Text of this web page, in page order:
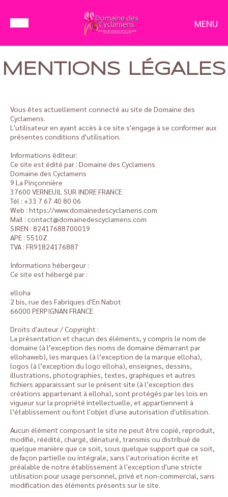
MENU
MENTIONS LÉGALES
Vous êtes actuellement connecté au site de Domaine des
Cyclamens.
L'utilisateur en ayant accès à ce site s'engage à se conformer aux
présentes conditions d'utilisation.
Informations éditeur:
Ce site est édité par : Domaine des Cyclamens
Domaine des Cyclamens
9 La Pinçonnière
37600 VERNEUIL SUR INDRE FRANCE
Tél : +33 7 67 40 80 06
Web : https://www.domainedescyclamens.com
Mail : contact@domainedescyclamens.com
SIREN : 82417688700019
APE : 5510Z
TVA : FR91824176887
Informations hébergeur :
Ce site est hébergé par :
elloha
2 bis, rue des Fabriques d'En Nabot
66000 PERPIGNAN FRANCE
Droits d'auteur / Copyright :
La présentation et chacun des éléments, y compris le nom de
domaine (à l’exception des noms de domaine démarrant par
ellohaweb), les marques (à l’exception de la marque elloha),
logos (à l’exception du logo elloha), enseignes, dessins,
illustrations, photographies, textes, graphiques et autres
fichiers apparaissant sur le présent site (à l’exception des
créations appartenant à elloha), sont protégés par les lois en
vigueur sur la propriété intellectuelle, et appartiennent à
l’établissement ou font l'objet d'une autorisation d'utilisation.
Aucun élément composant le site ne peut être copié, reproduit,
modifié, réédité, chargé, dénaturé, transmis ou distribué de
quelque manière que ce soit, sous quelque support que ce soit,
de façon partielle ou intégrale, sans l'autorisation écrite et
préalable de notre établissement à l'exception d'une stricte
utilisation pour usage personnel, privé et non-commercial, sans
modification des éléments présents sur le site.